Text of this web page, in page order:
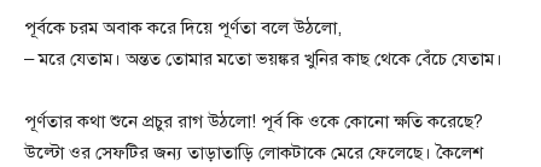
পূর্বকে চরম অবাক করে দিয়ে পূর্ণতা বলে উঠলো,
– মরে যেতাম। অন্তত তোমার মতো ভয়ঙ্কর খুনির কাছ থেকে বেঁচে যেতাম।
পূর্ণতার কথা শুনে প্রচুর রাগ উঠলো! পূর্ব কি ওকে কোনো ক্ষতি করেছে?
উল্টো ওর সেফটির জন্য তাড়াতাড়ি লোকটাকে মেরে ফেলেছে। কৈলেশ